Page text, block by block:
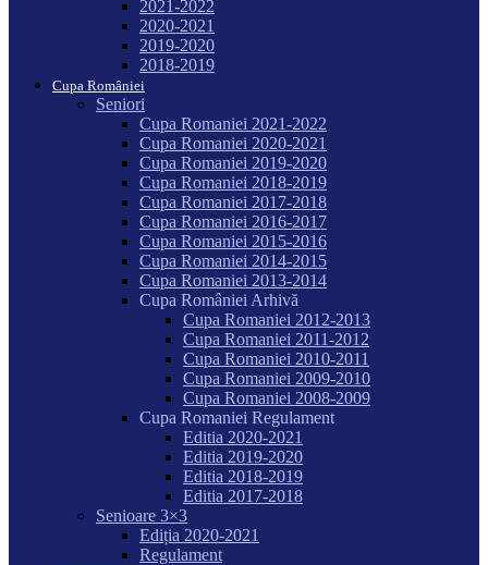
2021-2022
2020-2021
2019-2020
2018-2019
Cupa României
Seniori
Cupa Romaniei 2021-2022
Cupa Romaniei 2020-2021
Cupa Romaniei 2019-2020
Cupa Romaniei 2018-2019
Cupa Romaniei 2017-2018
Cupa Romaniei 2016-2017
Cupa Romaniei 2015-2016
Cupa Romaniei 2014-2015
Cupa Romaniei 2013-2014
Cupa României Arhivă
Cupa Romaniei 2012-2013
Cupa Romaniei 2011-2012
Cupa Romaniei 2010-2011
Cupa Romaniei 2009-2010
Cupa Romaniei 2008-2009
Cupa Romaniei Regulament
Editia 2020-2021
Editia 2019-2020
Editia 2018-2019
Editia 2017-2018
Senioare 3×3
Ediția 2020-2021
Regulament